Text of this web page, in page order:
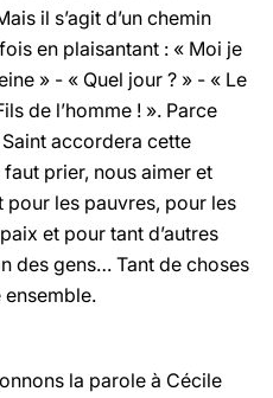
il s’agit d’un chemin
en plaisantant : « Moi je
» - « Quel jour ? » - « Le
de l’homme ! ». Parce
Saint accordera cette
prier, nous aimer et
les pauvres, pour les
et pour tant d’autres
des gens… Tant de choses
la parole à Cécile